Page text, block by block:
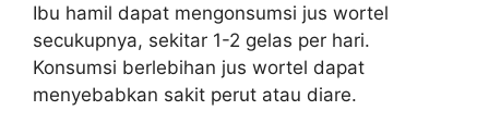
Ibu hamil dapat mengonsumsi jus wortel
secukupnya, sekitar 1-2 gelas per hari.
Konsumsi berlebihan jus wortel dapat
menyebabkan sakit perut atau diare.